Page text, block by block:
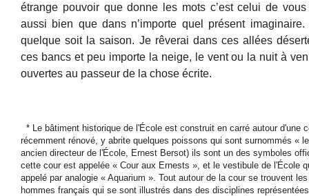
étrange pouvoir que donne les mots c’est celui de
aussi bien que dans n’importe quel présent imaginaire.
quelque soit la saison. Je rêverai dans ces allées
ces bancs et peu importe la neige, le vent ou la nuit à
ouvertes au passeur de la chose écrite.
* Le bâtiment historique de l'École est construit en carré autour d'une
récemment rénové, y abrite quelques poissons qui sont surnommés «
ancien directeur de l'École, Ernest Bersot) ils sont un des symboles
cette cour est appelée « Cour aux Ernests », et le vestibule de l'École
appelé par analogie « Aquarium ». Tout autour de la cour se trouvent
hommes français qui se sont illustrés dans des disciplines